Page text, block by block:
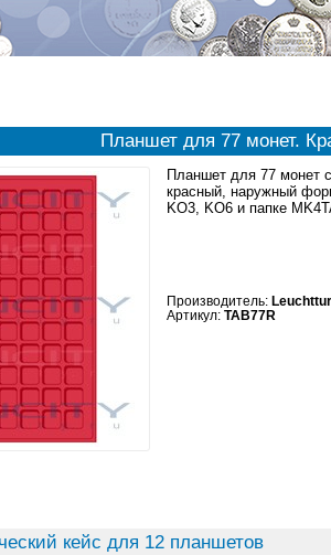
Планшет для 77 монет.
Планшет для 77 монет
красный, наружный
KO3, KO6 и папке
Производитель:
Артикул: TAB77R
кейс для 12 планшетов